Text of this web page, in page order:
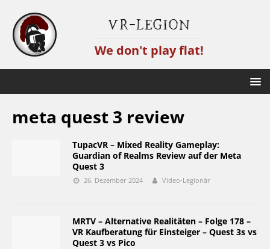
VR-Legion
We don't play flat!
meta quest 3 review
TupacVR – Mixed Reality Gameplay:
Guardian of Realms Review auf der Meta
Quest 3
26. Dezember 2024 Video-Legionär
MRTV – Alternative Realitäten – Folge 178 –
VR Kaufberatung für Einsteiger – Quest 3s vs
Quest 3 vs Pico